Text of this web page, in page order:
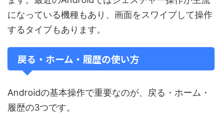
になっている機種もあり、画面をスワイプして操作
するタイプもあります。
戻る・ホーム・履歴の使い方
Androidの基本操作で重要なのが、戻る・ホーム・
履歴の3つです。